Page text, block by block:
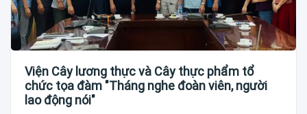
Viện Cây lương thực và Cây thực phẩm tổ
chức tọa đàm "Tháng nghe đoàn viên, người
lao động nói"